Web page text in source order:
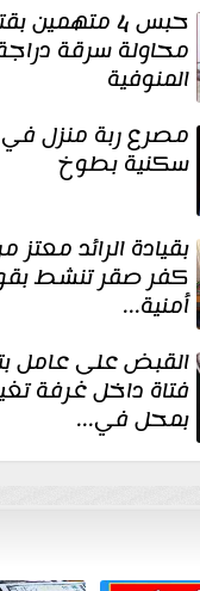
حبس 4
محاولة سرقة
المنوفية
مصرع ربة منزل
سكنية بطوخ
بقيادة الرائد
كفر صقر تنشط
أمنية...
القبض على عامل
فتاة داخل غرفة
بمحل في...